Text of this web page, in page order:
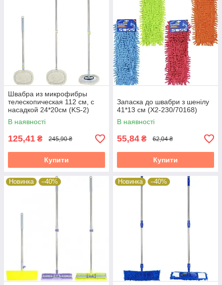
Швабра из микрофибры
телескопическая 112 см, с
насадкой 24*20см (KS-2)
165691
В наявності
125,41 ₴ 245,90 ₴
Купити
Запаска до швабри з шенілу
41*13 см (X2-230/70168)
В наявності
55,84 ₴ 62,04 ₴
Купити
Новинка –40% Новинка –40%